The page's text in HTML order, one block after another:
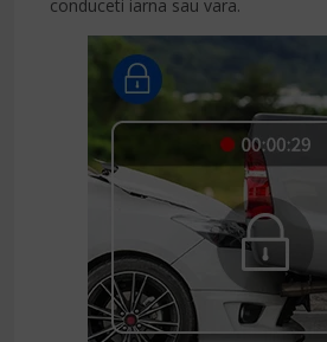
conduceti iarna sau vara.